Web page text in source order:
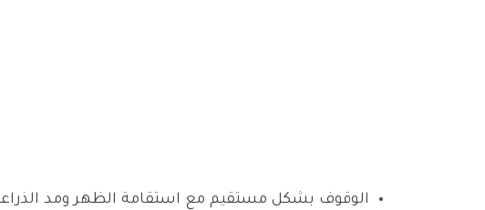
الوقوف بشكل مستقيم مع استقامة الظهر ومد الذراعين